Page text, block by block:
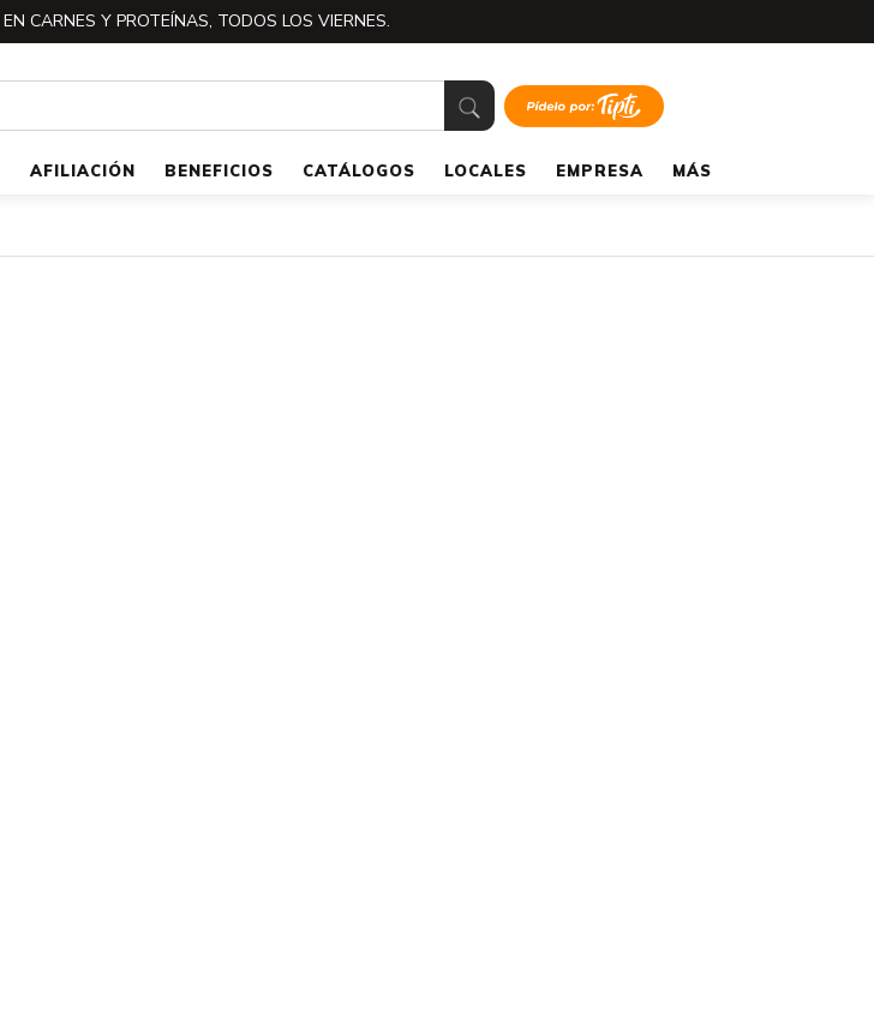
EN CARNES Y PROTEÍNAS, TODOS LOS VIERNES.
AFILIACIÓN BENEFICIOS CATÁLOGOS LOCALES EMPRESA MÁS